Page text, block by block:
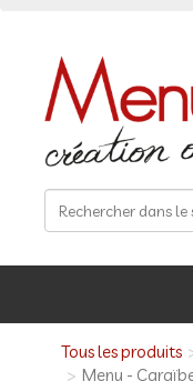
Tous les produits
Menu -